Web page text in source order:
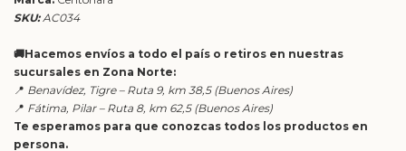
SKU:AC034
🚚Hacemos envíos a todo el país o retiros en nuestras
sucursales en Zona Norte:
📍 Benavídez, Tigre – Ruta 9, km 38,5 (Buenos Aires)
📍 Fátima, Pilar – Ruta 8, km 62,5 (Buenos Aires)
Te esperamos para que conozcas todos los productos en
persona.